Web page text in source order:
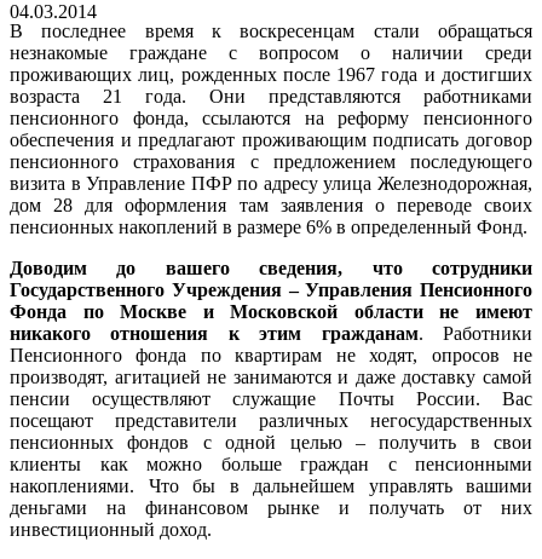
04.03.2014
В последнее время к воскресенцам стали обращаться
незнакомые граждане с вопросом о наличии среди
проживающих лиц, рожденных после 1967 года и достигших
возраста 21 года. Они представляются работниками
пенсионного фонда, ссылаются на реформу пенсионного
обеспечения и предлагают проживающим подписать договор
пенсионного страхования с предложением последующего
визита в Управление ПФР по адресу улица Железнодорожная,
дом 28 для оформления там заявления о переводе своих
пенсионных накоплений в размере 6% в определенный Фонд.
Доводим до вашего сведения, что сотрудники
Государственного Учреждения – Управления Пенсионного
Фонда по Москве и Московской области не имеют
никакого отношения к этим гражданам. Работники
Пенсионного фонда по квартирам не ходят, опросов не
производят, агитацией не занимаются и даже доставку самой
пенсии осуществляют служащие Почты России. Вас
посещают представители различных негосударственных
пенсионных фондов с одной целью – получить в свои
клиенты как можно больше граждан с пенсионными
накоплениями. Что бы в дальнейшем управлять вашими
деньгами на финансовом рынке и получать от них
инвестиционный доход.